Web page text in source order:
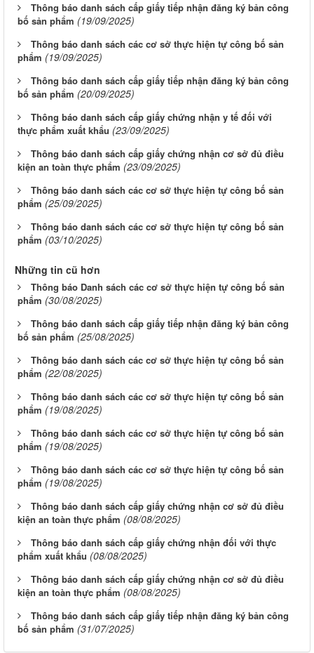
Thông báo danh sách cấp giấy tiếp nhận đăng ký bản công
bố sản phẩm (19/09/2025)
Thông báo danh sách các cơ sở thực hiện tự công bố sản
phẩm (19/09/2025)
Thông báo danh sách cấp giấy tiếp nhận đăng ký bản công
bố sản phẩm (20/09/2025)
Thông báo danh sách cấp giấy chứng nhận y tế đối với
thực phẩm xuất khẩu (23/09/2025)
Thông báo danh sách cấp giấy chứng nhận cơ sở đủ điều
kiện an toàn thực phẩm (23/09/2025)
Thông báo danh sách các cơ sở thực hiện tự công bố sản
phẩm (25/09/2025)
Thông báo danh sách các cơ sở thực hiện tự công bố sản
phẩm (03/10/2025)
Những tin cũ hơn
Thông báo Danh sách các cơ sở thực hiện tự công bố sản
phẩm (30/08/2025)
Thông báo danh sách cấp giấy tiếp nhận đăng ký bản công
bố sản phẩm (25/08/2025)
Thông báo danh sách các cơ sở thực hiện tự công bố sản
phẩm (22/08/2025)
Thông báo danh sách các cơ sở thực hiện tự công bố sản
phẩm (19/08/2025)
Thông báo danh sách các cơ sở thực hiện tự công bố sản
phẩm (19/08/2025)
Thông báo danh sách các cơ sở thực hiện tự công bố sản
phẩm (19/08/2025)
Thông báo danh sách cấp giấy chứng nhận cơ sở đủ điều
kiện an toàn thực phẩm (08/08/2025)
Thông báo danh sách cấp giấy chứng nhận đối với thực
phẩm xuất khẩu (08/08/2025)
Thông báo danh sách cấp giấy chứng nhận cơ sở đủ điều
kiện an toàn thực phẩm (08/08/2025)
Thông báo danh sách cấp giấy tiếp nhận đăng ký bản công
bố sản phẩm (31/07/2025)